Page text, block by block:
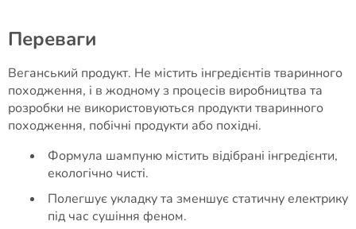
Переваги
Веганський продукт. Не містить інгредієнтів тваринного
походження, і в жодному з процесів виробництва та
розробки не використовуються продукти тваринного
походження, побічні продукти або похідні.
Формула шампуню містить відібрані інгредієнти,
екологічно чисті.
Полегшує укладку та зменшує статичну електрику
під час сушіння феном.